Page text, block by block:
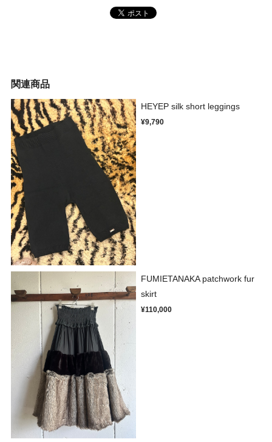
関連商品
HEYEP silk short leggings
¥9,790
FUMIETANAKA patchwork fur
skirt
¥110,000